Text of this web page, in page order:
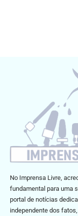
No Imprensa Livre,
fundamental para uma
portal de notícias
independente dos